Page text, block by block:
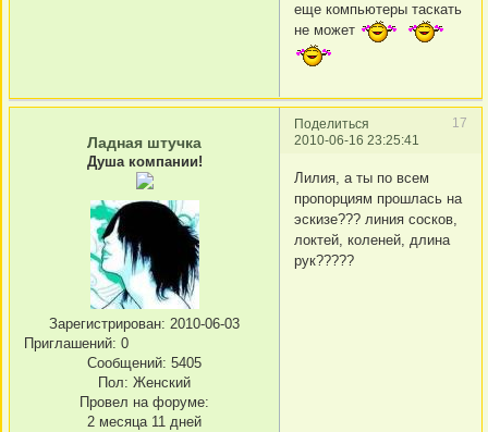
еще компьютеры таскать
не может
Поделиться
17
2010-06-16 23:25:41
Ладная штучка
Душа компании!
Зарегистрирован: 2010-06-03
Приглашений: 0
Сообщений: 5405
Пол: Женский
Провел на форуме:
2 месяца 11 дней
Лилия, а ты по всем
пропорциям прошлась на
эскизе??? линия сосков,
локтей, коленей, длина
рук?????